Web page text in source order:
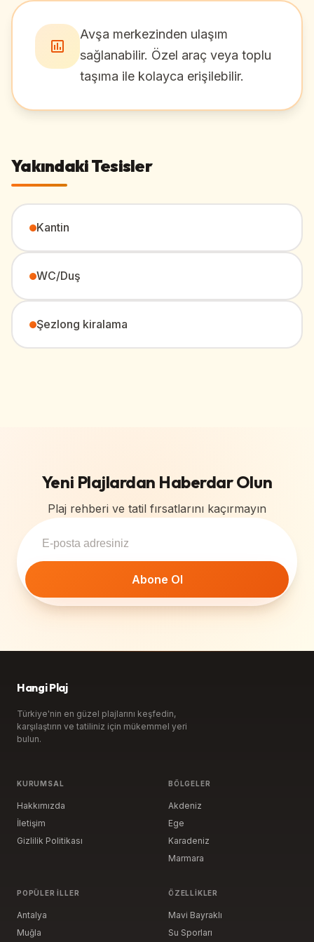
Avşa merkezinden ulaşım
sağlanabilir. Özel araç veya toplu
taşıma ile kolayca erişilebilir.
Yakındaki Tesisler
Kantin
WC/Duş
Şezlong kiralama
Yeni Plajlardan Haberdar Olun
Plaj rehberi ve tatil fırsatlarını kaçırmayın
Abone Ol
Hangi Plaj
Türkiye'nin en güzel plajlarını keşfedin,
karşılaştırın ve tatiliniz için mükemmel yeri
bulun.
KURUMSAL
Hakkımızda
İletişim
Gizlilik Politikası
BÖLGELER
Akdeniz
Ege
Karadeniz
Marmara
POPÜLER İLLER
Antalya
Muğla
ÖZELLIKLER
Mavi Bayraklı
Su Sporları